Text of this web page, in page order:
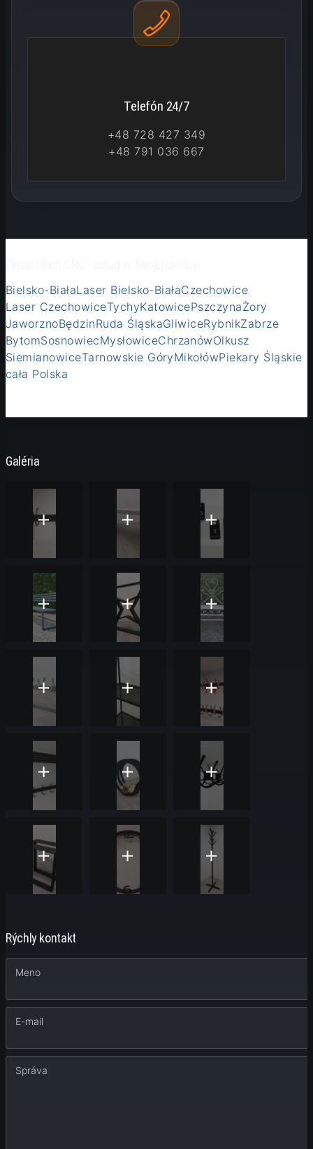
Telefón 24/7
+48 728 427 349
+48 791 036 667
Bielsko-BiałaLaser Bielsko-BiałaCzechowice
Laser CzechowiceTychyKatowicePszczynaŻory
JaworznoBędzinRuda ŚląskaGliwiceRybnikZabrze
BytomSosnowiecMysłowiceChrzanówOlkusz
SiemianowiceTarnowskie GóryMikołówPiekary Śląskie
cała Polska
Galéria
Rýchly kontakt
Meno
E-mail
Správa